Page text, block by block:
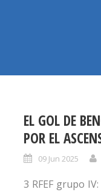
EL GOL DE
POR EL
09 Jun 2025
3 RFEF grupo